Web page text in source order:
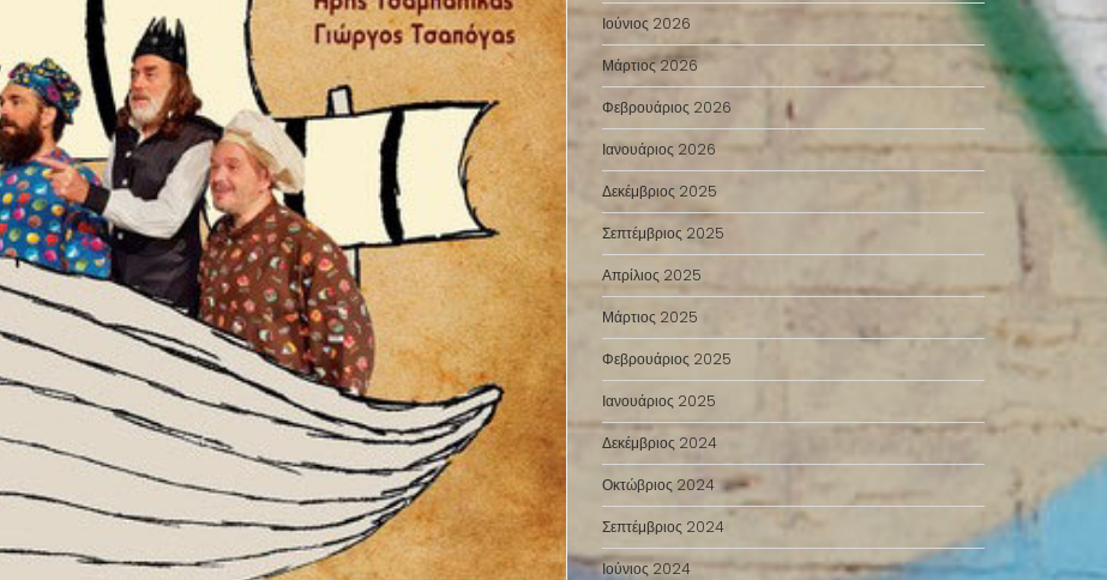
Ιούνιος 2026
Μάρτιος 2026
Φεβρουάριος 2026
Ιανουάριος 2026
Δεκέμβριος 2025
Σεπτέμβριος 2025
Απρίλιος 2025
Μάρτιος 2025
Φεβρουάριος 2025
Ιανουάριος 2025
Δεκέμβριος 2024
Οκτώβριος 2024
Σεπτέμβριος 2024
Ιούνιος 2024